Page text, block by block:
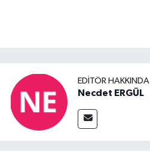
EDITÖR HAKKINDA
Necdet ERGÜL